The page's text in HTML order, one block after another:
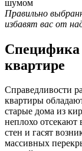
Правильно
избавят вас от
Специфика
квартире
Справедливости
квартиры
старые дома из
неплохо
стен и гасят
массивных